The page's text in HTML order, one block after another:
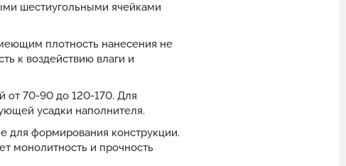
шестиугольными ячейками
плотность нанесения не
к воздействию влаги и
от 70-90 до 120-170. Для
усадки наполнителя.
для формирования конструкции.
монолитность и прочность